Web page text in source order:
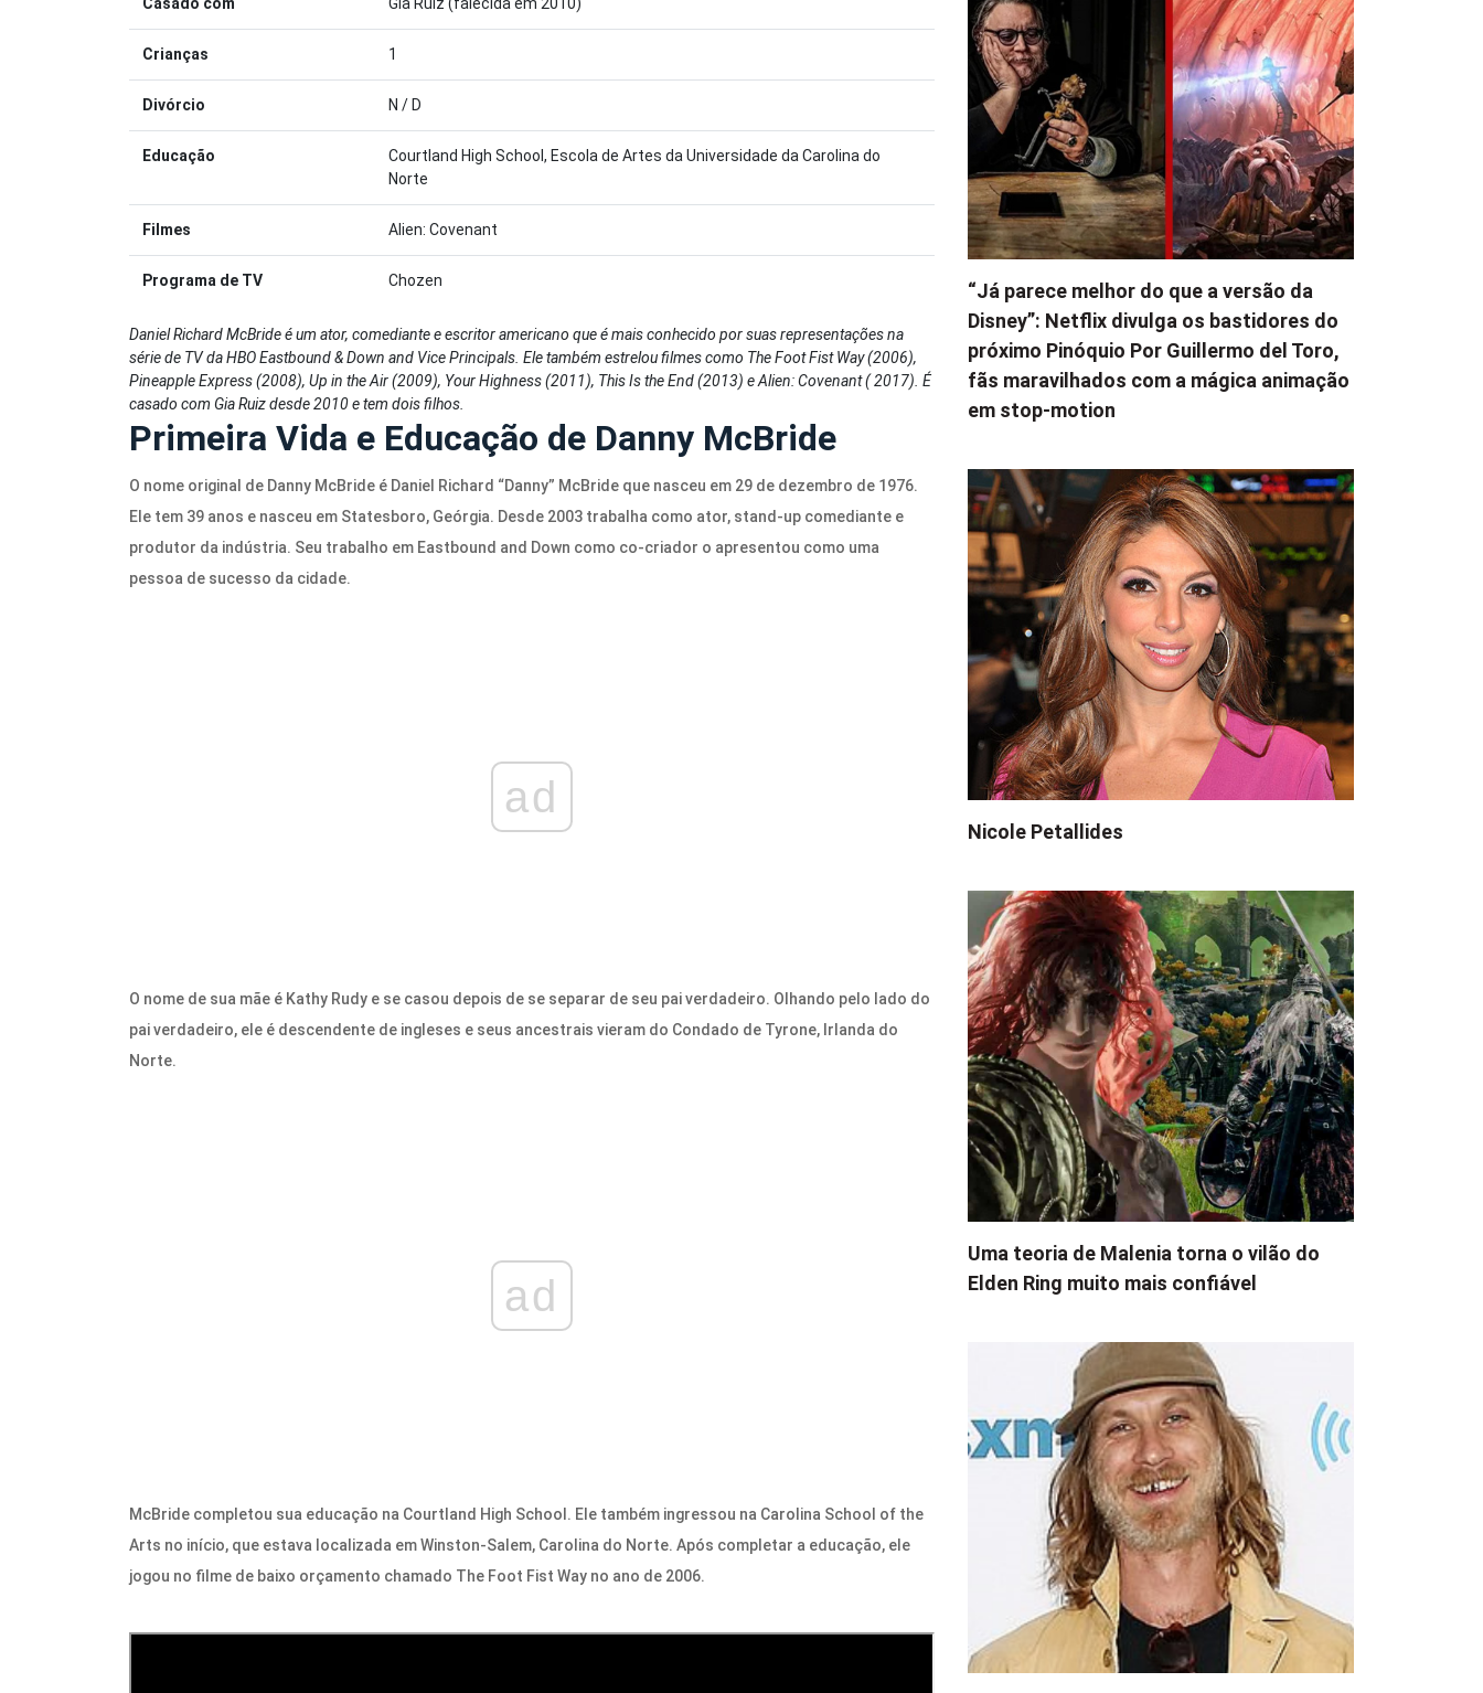
Crianças 1
Divórcio N / D
Educação
Courtland High School, Escola de Artes da Universidade da Carolina do
Norte
Filmes Alien: Covenant
Programa de TV Chozen
Daniel Richard McBride é um ator, comediante e escritor americano que é mais conhecido por suas representações na
série de TV da HBO Eastbound & Down and Vice Principals. Ele também estrelou filmes como The Foot Fist Way (2006),
Pineapple Express (2008), Up in the Air (2009), Your Highness (2011), This Is the End (2013) e Alien: Covenant ( 2017). É
casado com Gia Ruiz desde 2010 e tem dois filhos.
Primeira Vida e Educação de Danny McBride
O nome original de Danny McBride é Daniel Richard “Danny” McBride que nasceu em 29 de dezembro de 1976.
Ele tem 39 anos e nasceu em Statesboro, Geórgia. Desde 2003 trabalha como ator, stand-up comediante e
produtor da indústria. Seu trabalho em Eastbound and Down como co-criador o apresentou como uma
pessoa de sucesso da cidade.
ad
O nome de sua mãe é Kathy Rudy e se casou depois de se separar de seu pai verdadeiro. Olhando pelo lado do
pai verdadeiro, ele é descendente de ingleses e seus ancestrais vieram do Condado de Tyrone, Irlanda do
Norte.
ad
McBride completou sua educação na Courtland High School. Ele também ingressou na Carolina School of the
Arts no início, que estava localizada em Winston-Salem, Carolina do Norte. Após completar a educação, ele
jogou no filme de baixo orçamento chamado The Foot Fist Way no ano de 2006.
“Já parece melhor do que a versão da
Disney”: Netflix divulga os bastidores do
próximo Pinóquio Por Guillermo del Toro,
fãs maravilhados com a mágica animação
em stop-motion
Nicole Petallides
Uma teoria de Malenia torna o vilão do
Elden Ring muito mais confiável